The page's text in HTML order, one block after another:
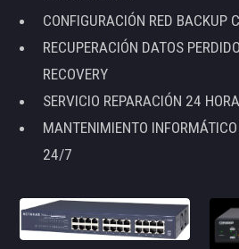
CONFIGURACIÓN RED BACKUP
RECUPERACIÓN DATOS
RECOVERY
SERVICIO REPARACIÓN 24
MANTENIMIENTO
24/7